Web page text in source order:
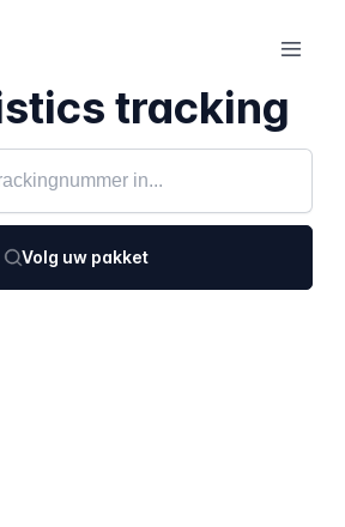
tracking
Volg uw pakket